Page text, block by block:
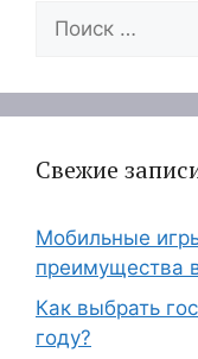
Поиск:
Свежие
Мобильные
преимущества
Как выбрать
году?